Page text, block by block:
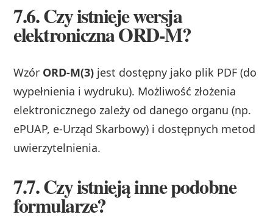
7.6. Czy istnieje wersja
elektroniczna ORD‑M?
Wzór ORD‑M(3) jest dostępny jako plik PDF (do
wypełnienia i wydruku). Możliwość złożenia
elektronicznego zależy od danego organu (np.
ePUAP, e‑Urząd Skarbowy) i dostępnych metod
uwierzytelnienia.
7.7. Czy istnieją inne podobne
formularze?